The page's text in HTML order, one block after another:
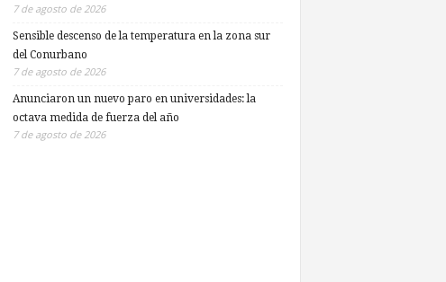
7 de agosto de 2026
Sensible descenso de la temperatura en la zona sur
del Conurbano
7 de agosto de 2026
Anunciaron un nuevo paro en universidades: la
octava medida de fuerza del año
7 de agosto de 2026